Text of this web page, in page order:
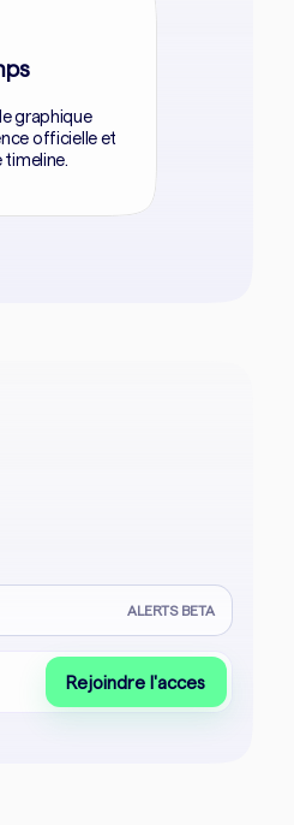
graphique
officielle et
timeline.
ALERTS BETA
Rejoindre l'acces